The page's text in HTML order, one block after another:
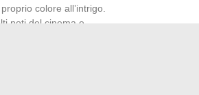
colore all’intrigo.
noti del cinema e